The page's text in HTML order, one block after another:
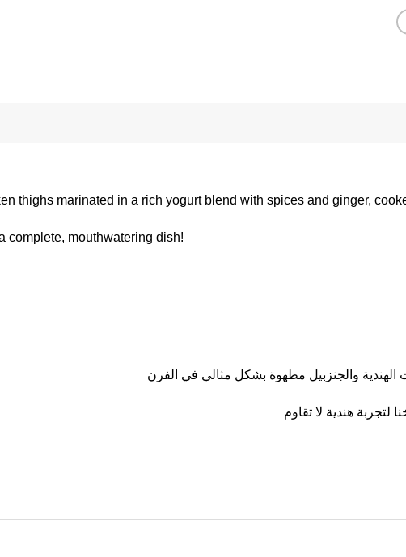
thighs marinated in a rich yogurt blend with spices and ginger,
complete, mouthwatering dish!
الهندية والجنزبيل مطهوة بشكل مثالي في الفرن
لتجربة هندية لا تقاوم